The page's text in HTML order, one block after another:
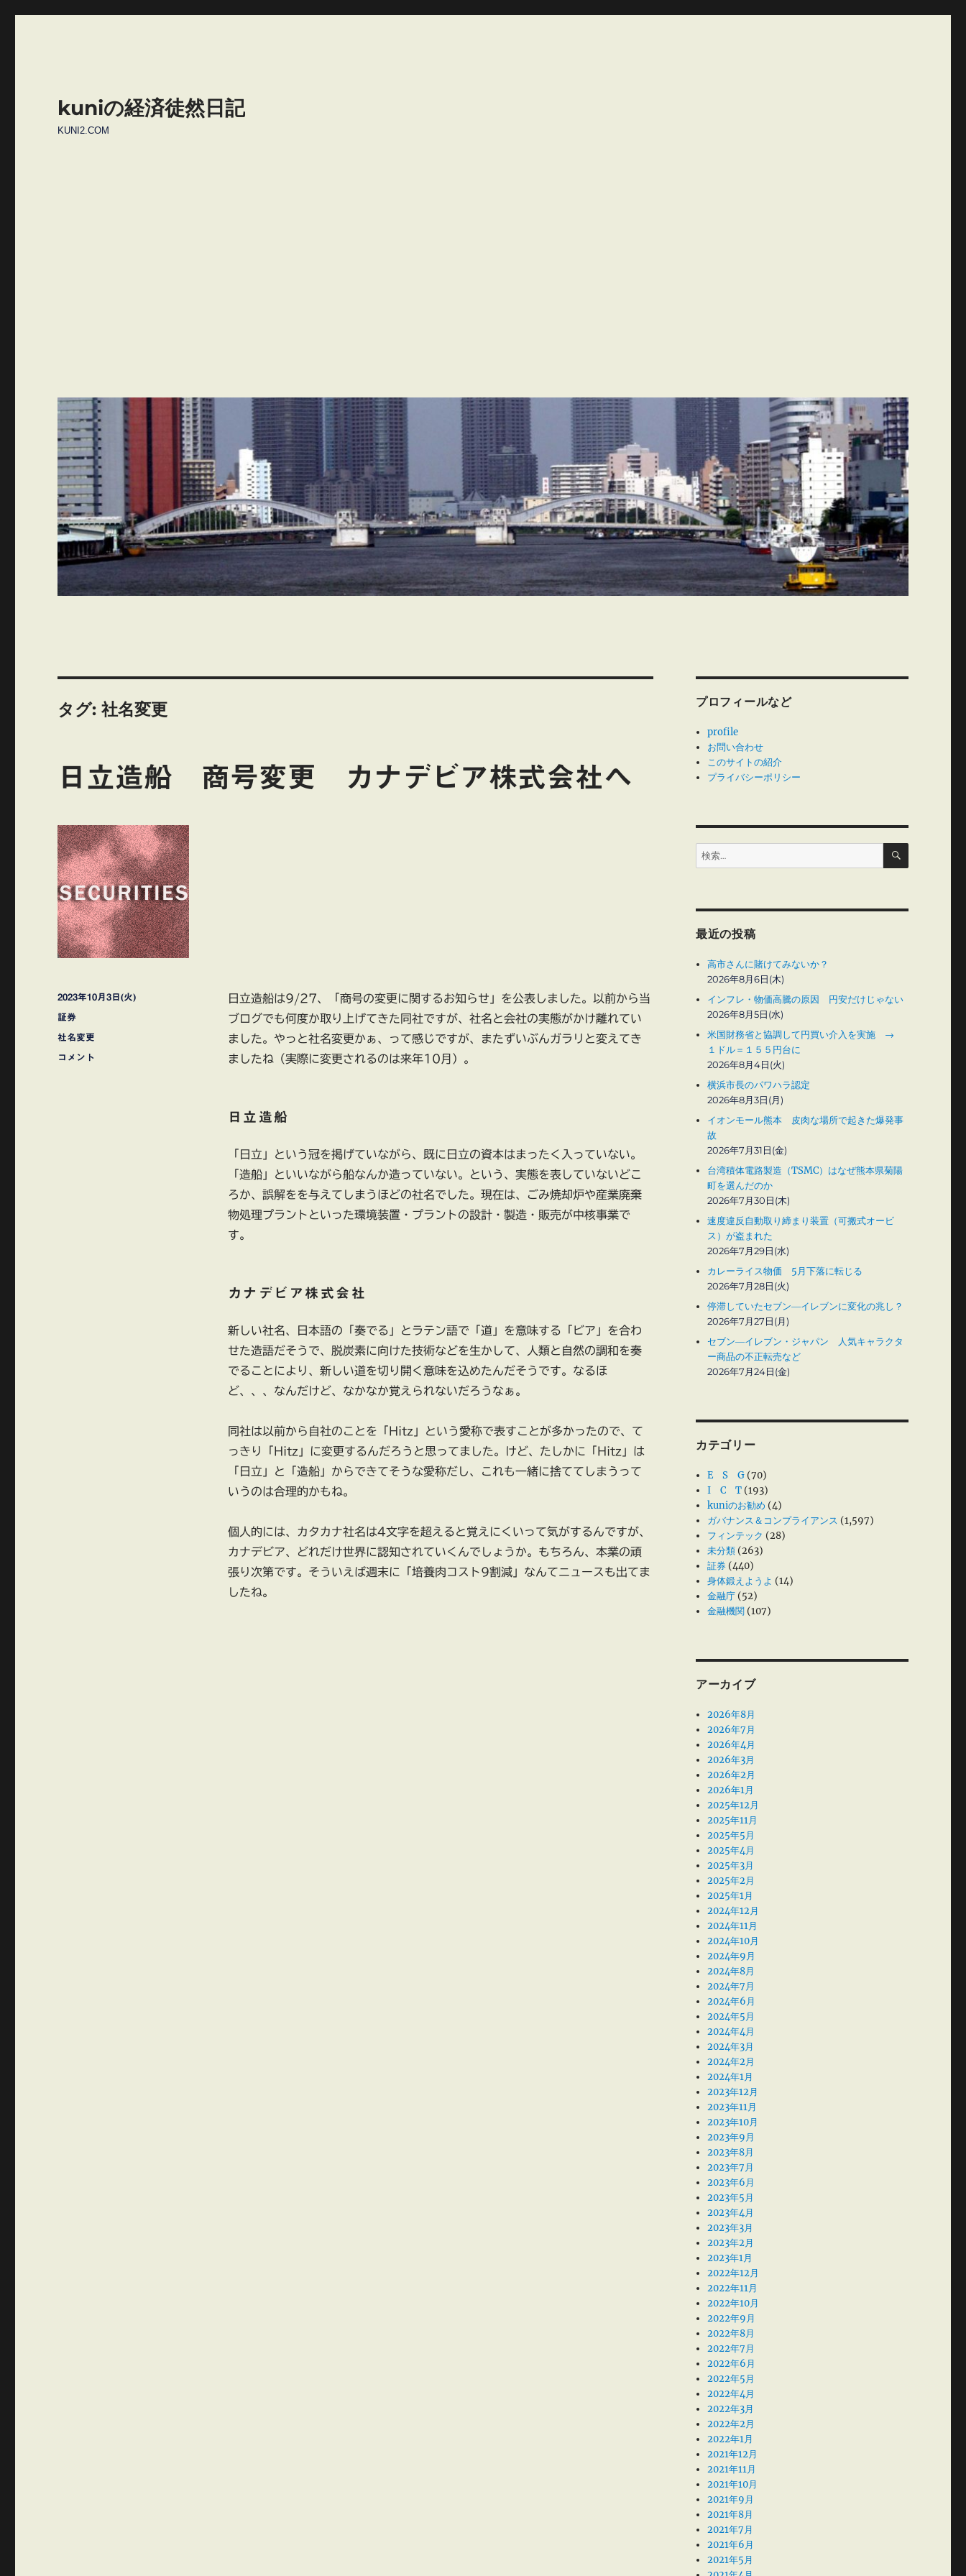
kuniの経済徒然日記
KUNI2.COM
タグ:社名変更
日立造船 商号変更 カナデビア株式会社へ
日立造船は9/27、「商号の変更に関するお知らせ」を公表しました。以前から当
ブログでも何度か取り上げてきた同社ですが、社名と会社の実態がかけ離れてい
ました。やっと社名変更かぁ、って感じですが、またずいぶんガラリと変えてき
ましたね（実際に変更されるのは来年10月）。
日立造船
「日立」という冠を掲げていながら、既に日立の資本はまったく入っていない。
「造船」といいながら船なんか造っていない。という、実態を表していないどこ
ろか、誤解をを与えてしまうほどの社名でした。現在は、ごみ焼却炉や産業廃棄
物処理プラントといった環境装置・プラントの設計・製造・販売が中核事業で
す。
カナデビア株式会社
新しい社名、日本語の「奏でる」とラテン語で「道」を意味する「ビア」を合わ
せた造語だそうで、脱炭素に向けた技術などを生かして、人類と自然の調和を奏
でることにより、新しい道を切り開く意味を込めたんだそうです。なるほ
ど、、、なんだけど、なかなか覚えられないだろうなぁ。
同社は以前から自社のことを「Hitz」という愛称で表すことが多かったので、て
っきり「Hitz」に変更するんだろうと思ってました。けど、たしかに「Hitz」は
「日立」と「造船」からできてそうな愛称だし、これも一緒に捨ててしまうって
いうのは合理的かもね。
個人的には、カタカナ社名は4文字を超えると覚えにくいって気がするんですが、
カナデビア、どれだけ世界に認知されていくんでしょうか。もちろん、本業の頑
張り次第です。そういえば週末に「培養肉コスト9割減」なんてニュースも出てま
したね。
投
稿
2023年10月3日(火)
カ
テ
リ
証券
タ
社名変更
日
コメント
プロフィールなど
profile
お問い合わせ
このサイトの紹介
プライバシーポリシー
検
索:
検
最近の投稿
高市さんに賭けてみないか？
2026年8月6日(木)
インフレ・物価高騰の原因 円安だけじゃない
2026年8月5日(水)
米国財務省と協調して円買い介入を実施 →
１ドル＝１５５円台に
2026年8月4日(火)
横浜市長のパワハラ認定
2026年8月3日(月)
イオンモール熊本 皮肉な場所で起きた爆発事
故
2026年7月31日(金)
台湾積体電路製造（TSMC）はなぜ熊本県菊陽
町を選んだのか
2026年7月30日(木)
速度違反自動取り締まり装置（可搬式オービ
ス）が盗まれた
2026年7月29日(水)
カレーライス物価 5月下落に転じる
2026年7月28日(火)
停滞していたセブン―イレブンに変化の兆し？
2026年7月27日(月)
セブン―イレブン・ジャパン 人気キャラクタ
ー商品の不正転売など
2026年7月24日(金)
カテゴリー
E S G (70)
I C T (193)
kuniのお勧め (4)
ガバナンス＆コンプライアンス (1,597)
フィンテック (28)
未分類 (263)
証券 (440)
身体鍛えようよ (14)
金融庁 (52)
金融機関 (107)
アーカイブ
2026年8月
2026年7月
2026年4月
2026年3月
2026年2月
2026年1月
2025年12月
2025年11月
2025年5月
2025年4月
2025年3月
2025年2月
2025年1月
2024年12月
2024年11月
2024年10月
2024年9月
2024年8月
2024年7月
2024年6月
2024年5月
2024年4月
2024年3月
2024年2月
2024年1月
2023年12月
2023年11月
2023年10月
2023年9月
2023年8月
2023年7月
2023年6月
2023年5月
2023年4月
2023年3月
2023年2月
2023年1月
2022年12月
2022年11月
2022年10月
2022年9月
2022年8月
2022年7月
2022年6月
2022年5月
2022年4月
2022年3月
2022年2月
2022年1月
2021年12月
2021年11月
2021年10月
2021年9月
2021年8月
2021年7月
2021年6月
2021年5月